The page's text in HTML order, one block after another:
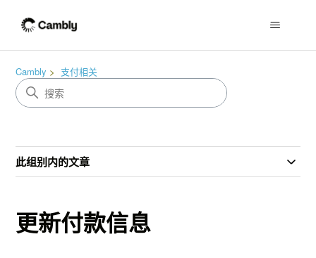
Cambly 支付相关
此组别内的文章
更新付款信息